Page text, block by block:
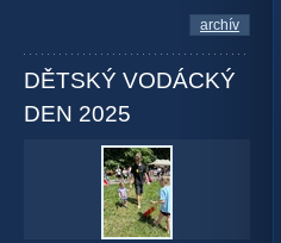
archív
DĚTSKÝ VODÁCKÝ
DEN 2025